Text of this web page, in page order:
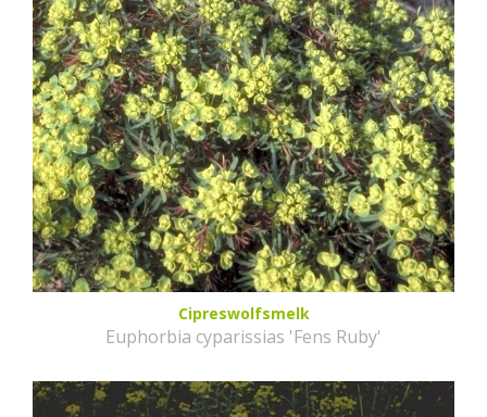
Cipreswolfsmelk
Euphorbia cyparissias 'Fens Ruby'